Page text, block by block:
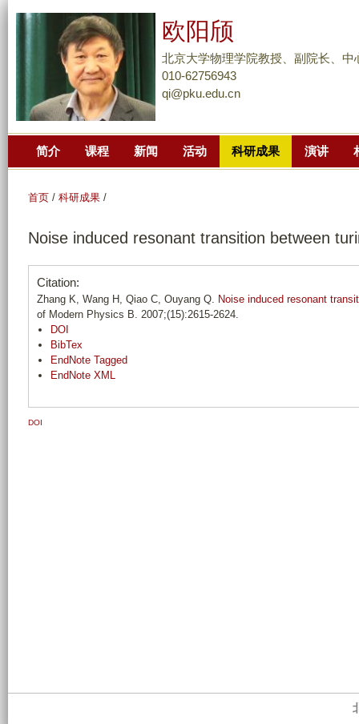
到
主
分
欧阳颀
北京大学物理学院教授、副院长、中
010-62756943
qi@pku.edu.cn
简介 课程 新闻 活动 科研成果 演讲
首页 / 科研成果 /
Noise induced resonant transition between
Citation:
Zhang K, Wang H, Qiao C, Ouyang Q. Noise induced resonant
of Modern Physics B. 2007;(15):2615-2624.
DOI
BibTex
EndNote Tagged
EndNote XML
DOI